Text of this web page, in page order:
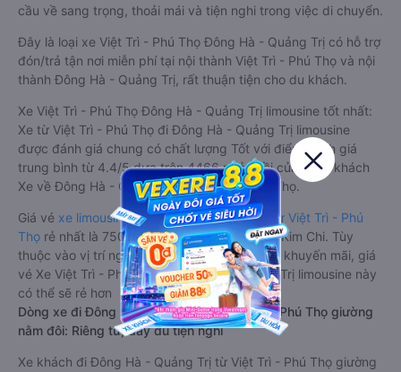
cầu về sang trọng, thoải mái và tiện nghi trong việc di chuyển.
Đây là loại xe Việt Trì - Phú Thọ Đông Hà - Quảng Trị có hỗ trợ
đón/trả tận nơi miễn phí tại nội thành Việt Trì - Phú Thọ và nội
thành Đông Hà - Quảng Trị, rất thuận tiện cho du khách.
Xe Việt Trì - Phú Thọ Đông Hà - Quảng Trị limousine tốt nhất:
Xe từ Việt Trì - Phú Thọ đi Đông Hà - Quảng Trị limousine
được đánh giá chung có chất lượng Tốt với điểm đánh giá
trung bình từ 4.4/5 dựa trên 4466 phản hồi của hành khách
Xe về Đông Hà - Quảng Trị từ Việt Trì - Phú Thọ.
Giá vé xe limousine đi Đông Hà - Quảng Trị từ Việt Trì - Phú
Thọ rẻ nhất là 750000VND của hãng xe Tân Kim Chi. Tùy
thuộc vào vị trí ngồi của bạn và chương trình khuyến mãi, giá
vé Xe Việt Trì - Phú Thọ đi Đông Hà - Quảng Trị limousine này
có thể sẽ rẻ hơn
Dòng xe đi Đông Hà - Quảng Trị từ Việt Trì - Phú Thọ giường
nằm đôi: Riêng tư, đầy đủ tiện nghi
Xe khách đi Đông Hà - Quảng Trị từ Việt Trì - Phú Thọ giường